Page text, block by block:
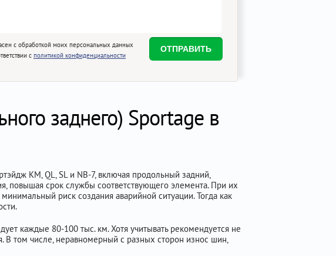
с обработкой моих персональных данных
с политикой конфиденциальности
заднего) Sportage в
KM, QL, SL и NB-7, включая продольный задний,
повышая срок службы соответствующего элемента. При их
риск создания аварийной ситуации. Тогда как
каждые 80-100 тыс. км. Хотя учитывать рекомендуется не
В том числе, неравномерный с разных сторон износ шин,